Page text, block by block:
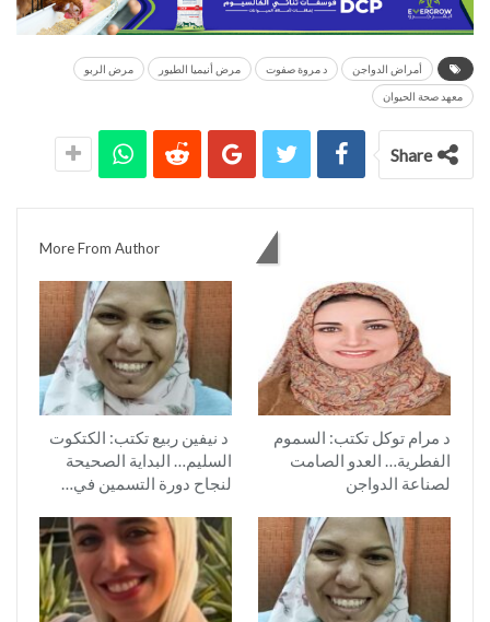
أمراض الدواجن د مروة صفوت مرض أنيميا الطيور مرض الربو
معهد صحة الحيوان
Share
More From Author
د مرام توكل تكتب: السموم
الفطرية… العدو الصامت
لصناعة الدواجن
د نيفين ربيع تكتب: الكتكوت
السليم… البداية الصحيحة
لنجاح دورة التسمين في…